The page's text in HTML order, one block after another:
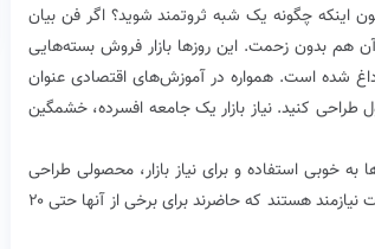
اینکه چگونه یک شبه ثروتمند شوید؟ اگر فن بیان
‌هم بدون زحمت. این روزها بازار فروش بسته‌هایی
شده است. همواره در آموزش‌های اقتصادی عنوان
طراحی کنید. نیاز بازار یک جامعه افسرده، خشمگین
خوبی استفاده و برای نیاز بازار، محصولی طراحی
کرده‌اند، آنها امید و انگیزه را به مردم می‌فروشند و مردم نیز چنان به این محصولات نیازمند هستند که حاضرند برای برخی از آنها حتی ۲۰